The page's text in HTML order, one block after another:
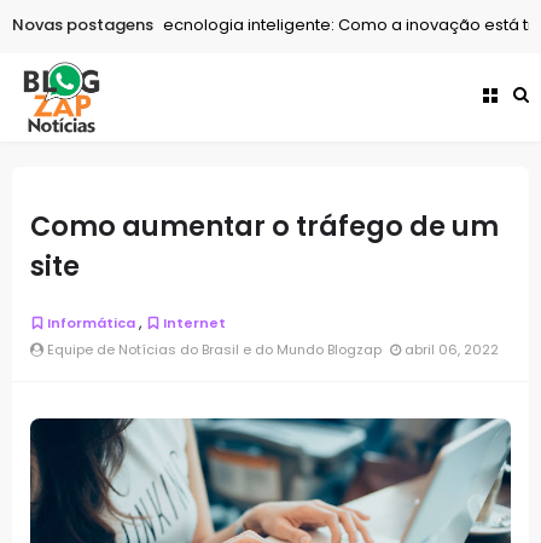
Tecnologia Tecnologia inteligente: Como a inovação está
Novas postagens
Como aumentar o tráfego de um
site
Informática,
Internet
Equipe de Notícias do Brasil e do Mundo Blogzap
abril 06, 2022